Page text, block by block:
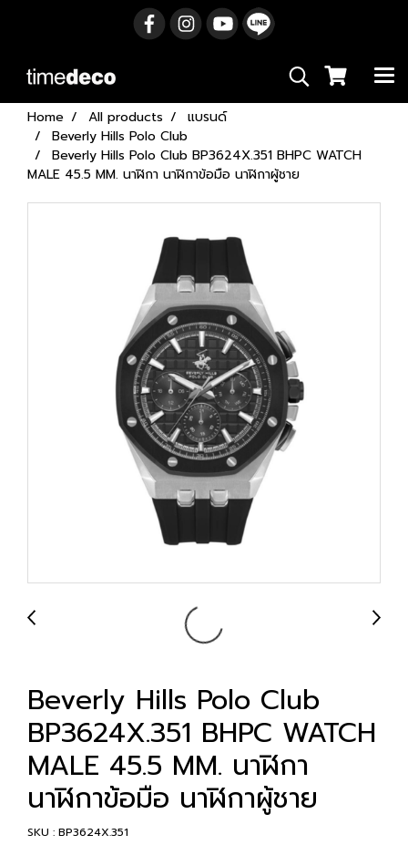
Home All products
แบรนด์
Beverly Hills Polo Club
Beverly Hills Polo Club BP3624X.351 BHPC WATCH
MALE 45.5 MM. นาฬิกา นาฬิกาข้อมือ นาฬิกาผู้ชาย
Beverly Hills Polo Club
BP3624X.351 BHPC WATCH
MALE 45.5 MM. นาฬิกา
นาฬิกาข้อมือ นาฬิกาผู้ชาย
SKU : BP3624X.351